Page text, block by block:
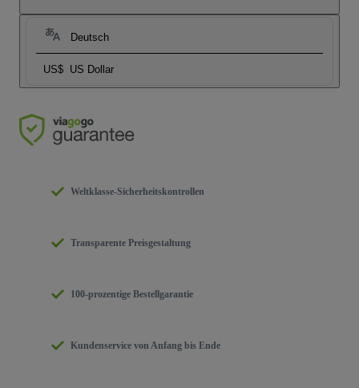
Deutsch
US$ US Dollar
Weltklasse-Sicherheitskontrollen
Transparente Preisgestaltung
100-prozentige Bestellgarantie
Kundenservice von Anfang bis Ende